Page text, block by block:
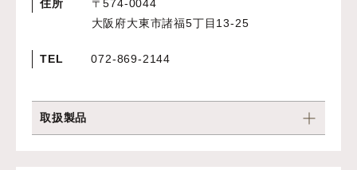
住所
〒574-0044
大阪府大東市諸福5丁目13-25
TEL 072-869-2144
取扱製品